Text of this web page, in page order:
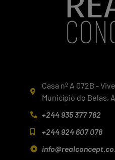
Casa nº A 072B -
Município do Belas,
+244 935 377 782
+244 924 607 078